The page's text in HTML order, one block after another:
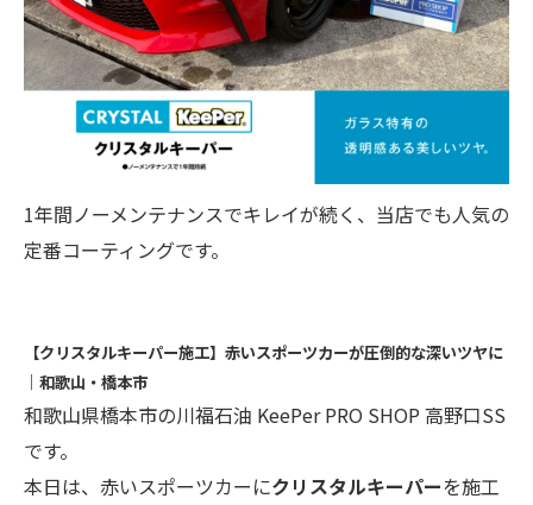
1年間ノーメンテナンスでキレイが続く、当店でも人気の
定番コーティングです。
【クリスタルキーパー施工】赤いスポーツカーが圧倒的な深いツヤに
｜和歌山・橋本市
和歌山県橋本市の川福石油 KeePer PRO SHOP 高野口SS
です。
本日は、赤いスポーツカーにクリスタルキーパーを施工